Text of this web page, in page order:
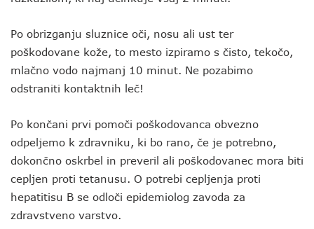
Po obrizganju sluznice oči, nosu ali ust ter
poškodovane kože, to mesto izpiramo s čisto, tekočo,
mlačno vodo najmanj 10 minut. Ne pozabimo
odstraniti kontaktnih leč!
Po končani prvi pomoči poškodovanca obvezno
odpeljemo k zdravniku, ki bo rano, če je potrebno,
dokončno oskrbel in preveril ali poškodovanec mora biti
cepljen proti tetanusu. O potrebi cepljenja proti
hepatitisu B se odloči epidemiolog zavoda za
zdravstveno varstvo.